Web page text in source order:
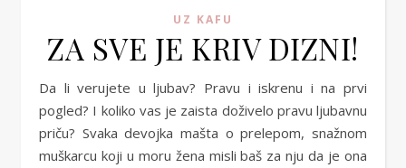
UZ KAFU
ZA SVE JE KRIV DIZNI!
Da li verujete u ljubav? Pravu i iskrenu i na prvi
pogled? I koliko vas je zaista doživelo pravu ljubavnu
priču? Svaka devojka mašta o prelepom, snažnom
muškarcu koji u moru žena misli baš za nju da je ona